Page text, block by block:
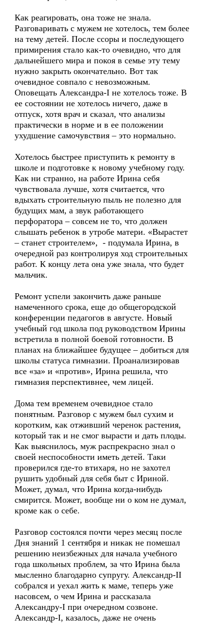
Как реагировать, она тоже не знала.
Разговаривать с мужем не хотелось, тем более
на тему детей. После ссоры и последующего
примирения стало как-то очевидно, что для
дальнейшего мира и покоя в семье эту тему
нужно закрыть окончательно. Вот так
очевидное совпало с невозможным.
Оповещать Александра-I не хотелось тоже. В
ее состоянии не хотелось ничего, даже в
отпуск, хотя врач и сказал, что анализы
практически в норме и в ее положении
ухудшение самочувствия – это нормально.
Хотелось быстрее приступить к ремонту в
школе и подготовке к новому учебному году.
Как ни странно, на работе Ирина себя
чувствовала лучше, хотя считается, что
вдыхать строительную пыль не полезно для
будущих мам, а звук работающего
перфоратора – совсем не то, что должен
слышать ребенок в утробе матери. «Вырастет
– станет строителем», - подумала Ирина, в
очередной раз контролируя ход строительных
работ. К концу лета она уже знала, что будет
мальчик.
Ремонт успели закончить даже раньше
намеченного срока, еще до общегородской
конференции педагогов в августе. Новый
учебный год школа под руководством Ирины
встретила в полной боевой готовности. В
планах на ближайшее будущее – добиться для
школы статуса гимназии. Проанализировав
все «за» и «против», Ирина решила, что
гимназия перспективнее, чем лицей.
Дома тем временем очевидное стало
понятным. Разговор с мужем был сухим и
коротким, как отживший черенок растения,
который так и не смог вырасти и дать плоды.
Как выяснилось, муж распрекрасно знал о
своей неспособности иметь детей. Таки
проверился где-то втихаря, но не захотел
рушить удобный для себя быт с Ириной.
Может, думал, что Ирина когда-нибудь
смирится. Может, вообще ни о ком не думал,
кроме как о себе.
Разговор состоялся почти через месяц после
Дня знаний 1 сентября и никак не помешал
решению неизбежных для начала учебного
года школьных проблем, за что Ирина была
мысленно благодарно супругу. Александр-II
собрался и уехал жить к маме, теперь уже
насовсем, о чем Ирина и рассказала
Александру-I при очередном созвоне.
Александр-I, казалось, даже не очень